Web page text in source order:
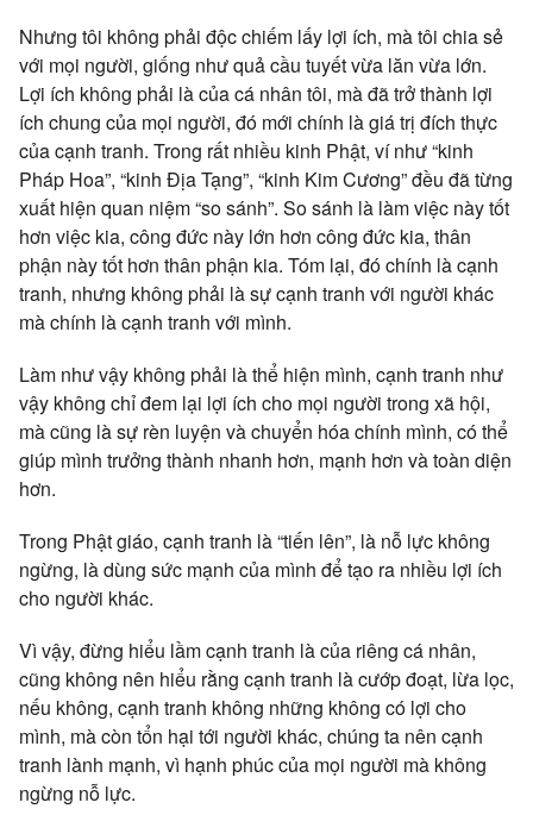
Nhưng tôi không phải độc chiếm lấy lợi ích, mà tôi chia sẻ
với mọi người, giống như quả cầu tuyết vừa lăn vừa lớn.
Lợi ích không phải là của cá nhân tôi, mà đã trở thành lợi
ích chung của mọi người, đó mới chính là giá trị đích thực
của cạnh tranh. Trong rất nhiều kinh Phật, ví như “kinh
Pháp Hoa”, “kinh Địa Tạng”, “kinh Kim Cương” đều đã từng
xuất hiện quan niệm “so sánh”. So sánh là làm việc này tốt
hơn việc kia, công đức này lớn hơn công đức kia, thân
phận này tốt hơn thân phận kia. Tóm lại, đó chính là cạnh
tranh, nhưng không phải là sự cạnh tranh với người khác
mà chính là cạnh tranh với mình.
Làm như vậy không phải là thể hiện mình, cạnh tranh như
vậy không chỉ đem lại lợi ích cho mọi người trong xã hội,
mà cũng là sự rèn luyện và chuyển hóa chính mình, có thể
giúp mình trưởng thành nhanh hơn, mạnh hơn và toàn diện
hơn.
Trong Phật giáo, cạnh tranh là “tiến lên”, là nỗ lực không
ngừng, là dùng sức mạnh của mình để tạo ra nhiều lợi ích
cho người khác.
Vì vậy, đừng hiểu lầm cạnh tranh là của riêng cá nhân,
cũng không nên hiểu rằng cạnh tranh là cướp đoạt, lừa lọc,
nếu không, cạnh tranh không những không có lợi cho
mình, mà còn tổn hại tới người khác, chúng ta nên cạnh
tranh lành mạnh, vì hạnh phúc của mọi người mà không
ngừng nỗ lực.